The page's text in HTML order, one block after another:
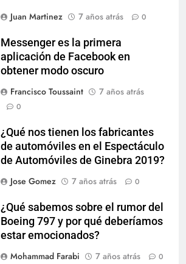
Juan Martinez
7 años atrás 0
Messenger es la primera
aplicación de Facebook en
obtener modo oscuro
Francisco Toussaint
7 años atrás
0
¿Qué nos tienen los fabricantes
de automóviles en el Espectáculo
de Automóviles de Ginebra 2019?
Jose Gomez
7 años atrás 0
¿Qué sabemos sobre el rumor del
Boeing 797 y por qué deberíamos
estar emocionados?
Mohammad Farabi
7 años atrás 0